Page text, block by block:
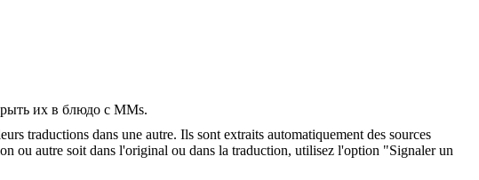
их в блюдо с MMs.
traductions dans une autre. Ils sont extraits automatiquement des sources
ou autre soit dans l'original ou dans la traduction, utilisez l'option "Signaler un